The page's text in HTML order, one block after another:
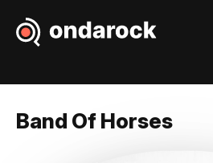
Band Of Horses